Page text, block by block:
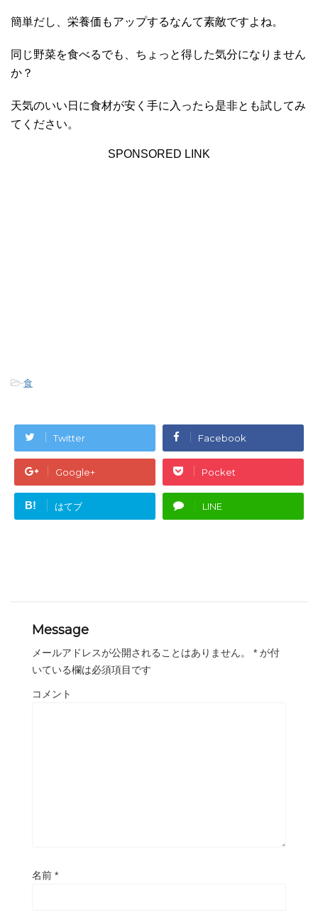
簡単だし、栄養価もアップするなんて素敵ですよね。
同じ野菜を食べるでも、ちょっと得した気分になりません
か？
天気のいい日に食材が安く手に入ったら是非とも試してみ
てください。
SPONSORED LINK
-食
Twitter Facebook
Google+ Pocket
B! はてブ LINE
Message
メールアドレスが公開されることはありません。 * が付
いている欄は必須項目です
コメント
名前 *